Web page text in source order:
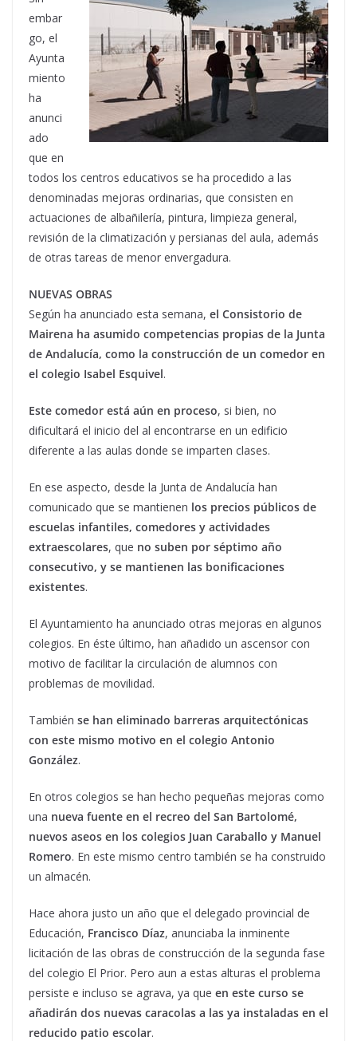
embar
go, el
Ayunta
miento
ha
anunci
ado
que en
todos los centros educativos se ha procedido a las
denominadas mejoras ordinarias, que consisten en
actuaciones de albañilería, pintura, limpieza general,
revisión de la climatización y persianas del aula, además
de otras tareas de menor envergadura.
NUEVAS OBRAS
Según ha anunciado esta semana, el Consistorio de
Mairena ha asumido competencias propias de la Junta
de Andalucía, como la construcción de un comedor en
el colegio Isabel Esquivel.
Este comedor está aún en proceso, si bien, no
dificultará el inicio del al encontrarse en un edificio
diferente a las aulas donde se imparten clases.
En ese aspecto, desde la Junta de Andalucía han
comunicado que se mantienen los precios públicos de
escuelas infantiles, comedores y actividades
extraescolares, que no suben por séptimo año
consecutivo, y se mantienen las bonificaciones
existentes.
El Ayuntamiento ha anunciado otras mejoras en algunos
colegios. En éste último, han añadido un ascensor con
motivo de facilitar la circulación de alumnos con
problemas de movilidad.
También se han eliminado barreras arquitectónicas
con este mismo motivo en el colegio Antonio
González.
En otros colegios se han hecho pequeñas mejoras como
una nueva fuente en el recreo del San Bartolomé,
nuevos aseos en los colegios Juan Caraballo y Manuel
Romero. En este mismo centro también se ha construido
un almacén.
Hace ahora justo un año que el delegado provincial de
Educación, Francisco Díaz, anunciaba la inminente
licitación de las obras de construcción de la segunda fase
del colegio El Prior. Pero aun a estas alturas el problema
persiste e incluso se agrava, ya que en este curso se
añadirán dos nuevas caracolas a las ya instaladas en el
reducido patio escolar.